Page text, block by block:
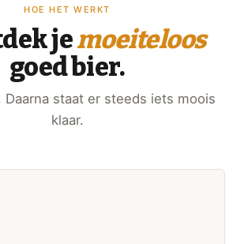
HOE HET WERKT
jemoeiteloos
goed bier.
Daarna staat er steeds iets moois
klaar.